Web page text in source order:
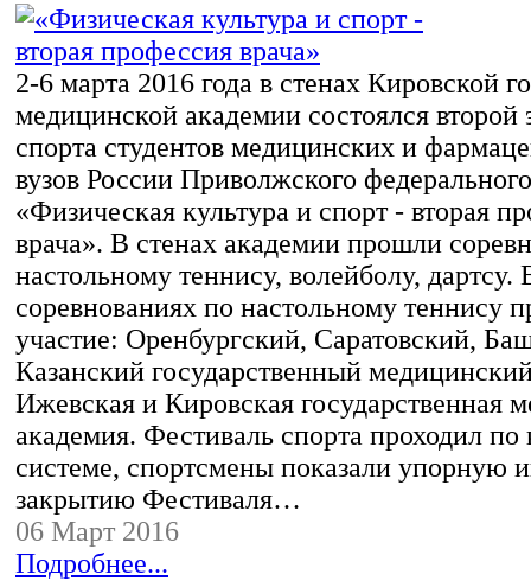
2-6 марта 2016 года в стенах Кировской
медицинской академии состоялся второй
спорта студентов медицинских и
вузов России Приволжского
«Физическая культура и спорт - вторая
врача». В стенах академии прошли
настольному теннису, волейболу, дартсу.
соревнованиях по настольному теннису
участие: Оренбургский, Саратовский,
Казанский государственный
Ижевская и Кировская государственная
академия. Фестиваль спорта проходил по
системе, спортсмены показали упорную
закрытию Фестиваля…
06 Март 2016
Подробнее...